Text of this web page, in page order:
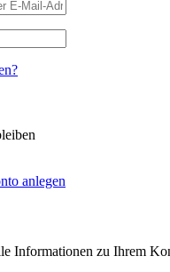
anlegen
Informationen zu Ihrem